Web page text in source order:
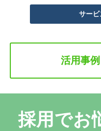
サービ
活用事
採用でお